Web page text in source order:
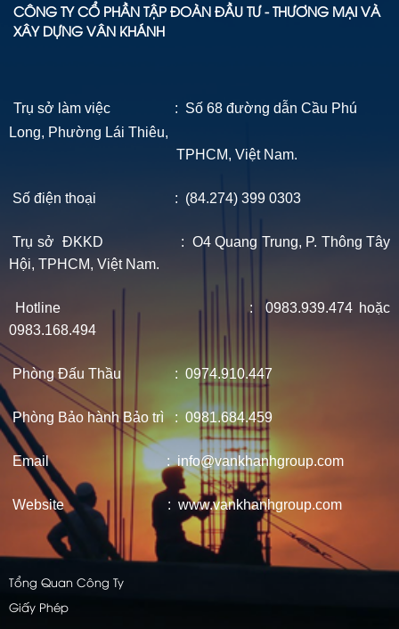
CÔNG TY CỔ PHẦN TẬP ĐOÀN ĐẦU TƯ - THƯƠNG MẠI VÀ
XÂY DỰNG VÂN KHÁNH
Trụ sở làm việc : Số 68 đường dẫn Cầu Phú
Long, Phường Lái Thiêu,
TPHCM, Việt Nam.
Số điện thoại : (84.274) 399 0303
Trụ sở ĐKKD : O4 Quang Trung, P. Thông Tây
Hội, TPHCM, Việt Nam.
Hotline : 0983.939.474 hoặc
0983.168.494
Phòng Đấu Thầu : 0974.910.447
Phòng Bảo hành Bảo trì : 0981.684.459
Email : info@vankhanhgroup.com
Website : www.vankhanhgroup.com
Tổng Quan Công Ty
Giấy Phép